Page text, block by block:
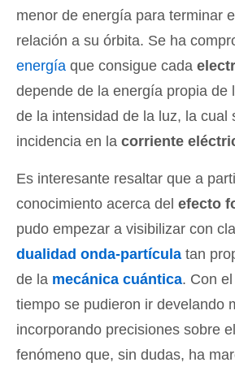
menor de energía para terminar
relación a su órbita. Se ha
energía que consigue cada
depende de la energía propia de
de la intensidad de la luz, la cual
incidencia en la corriente
Es interesante resaltar que a
conocimiento acerca del efecto
pudo empezar a visibilizar con
dualidad onda-partícula tan
de la mecánica cuántica. Con
tiempo se pudieron ir develando
incorporando precisiones sobre
fenómeno que, sin dudas, ha